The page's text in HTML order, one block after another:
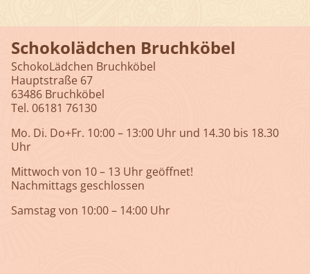
Schokolädchen Bruchköbel
SchokoLädchen Bruchköbel
Hauptstraße 67
63486 Bruchköbel
Tel. 06181 76130
Mo. Di. Do+Fr. 10:00 – 13:00 Uhr und 14.30 bis 18.30
Uhr
Mittwoch von 10 – 13 Uhr geöffnet!
Nachmittags geschlossen
Samstag von 10:00 – 14:00 Uhr